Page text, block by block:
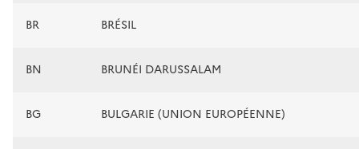
BR BRÉSIL
BN BRUNÉI DARUSSALAM
BG BULGARIE (UNION EUROPÉENNE)